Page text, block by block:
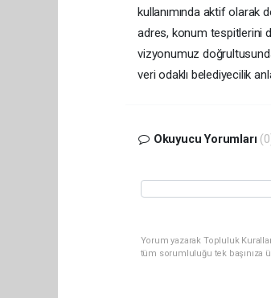
kullanımında aktif olarak
adres, konum tespitlerini
vizyonumuz
veri odaklı belediyecilik
Okuyucu Yorumları
Yorum yazarak Topluluk
tüm sorumluluğu tek başınıza